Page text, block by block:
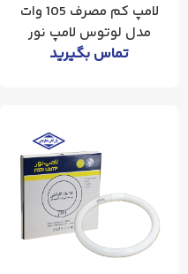
لامپ کم مصرف 105 وات
مدل لوتوس لامپ نور
تماس بگیرید